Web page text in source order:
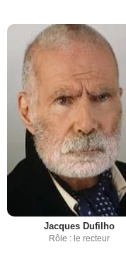
Jacques Dufilho
Rôle : le recteur